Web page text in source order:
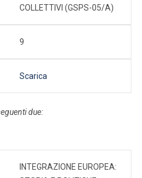
COLLETTIVI (GSPS-05/A)
9
Scarica
due:
INTEGRAZIONE EUROPEA: